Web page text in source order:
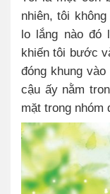
nhiên, tôi
lo lắng nào đó
khiến tôi bước
đóng khung
cậu ấy nằm
mặt trong nhóm